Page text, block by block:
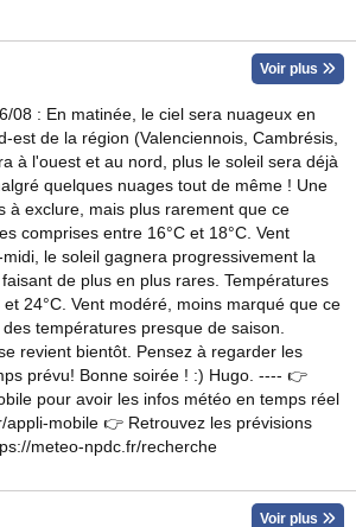
Voir plus
08 : En matinée, le ciel sera nuageux en
est de la région (Valenciennois, Cambrésis,
à l'ouest et au nord, plus le soleil sera déjà
quelques nuages tout de même ! Une
à exclure, mais plus rarement que ce
comprises entre 16°C et 18°C. Vent
le soleil gagnera progressivement la
de plus en plus rares. Températures
24°C. Vent modéré, moins marqué que ce
températures presque de saison.
revient bientôt. Pensez à regarder les
prévu! Bonne soirée ! :) Hugo. ---- 👉
pour avoir les infos météo en temps réel
appli-mobile 👉 Retrouvez les prévisions
meteo-npdc.fr/recherche
Voir plus